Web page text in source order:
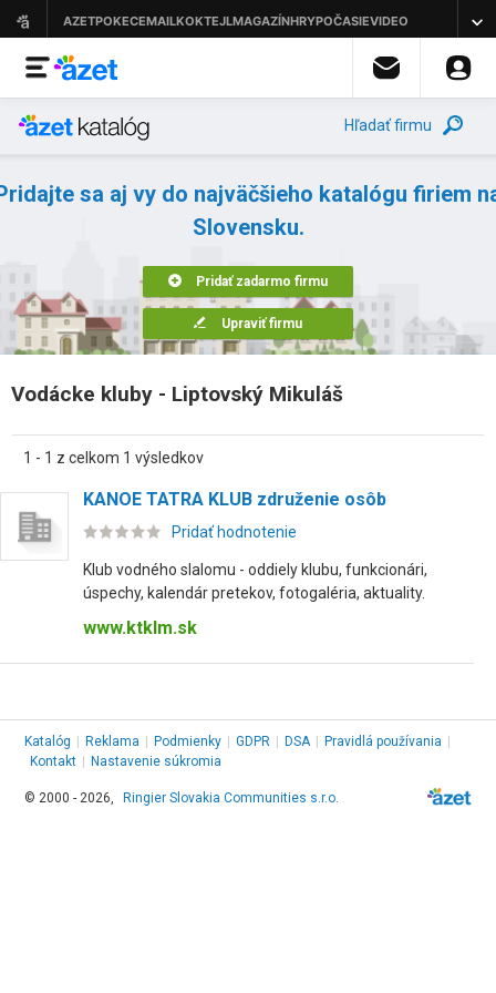
Hľadať firmu
sa aj vy do najväčšieho katalógu firiem
Slovensku.
Pridať zadarmo firmu
Upraviť firmu
Vodácke kluby - Liptovský Mikuláš
1 - 1 z celkom 1 výsledkov
KANOE TATRA KLUB združenie osôb
Pridať hodnotenie
Klub vodného slalomu - oddiely klubu, funkcionári,
úspechy, kalendár pretekov, fotogaléria, aktuality.
www.ktklm.sk
Katalóg Reklama Podmienky GDPR DSA Pravidlá používania
Kontakt
Nastavenie súkromia
© 2000 - 2026, Ringier Slovakia Communities s.r.o.